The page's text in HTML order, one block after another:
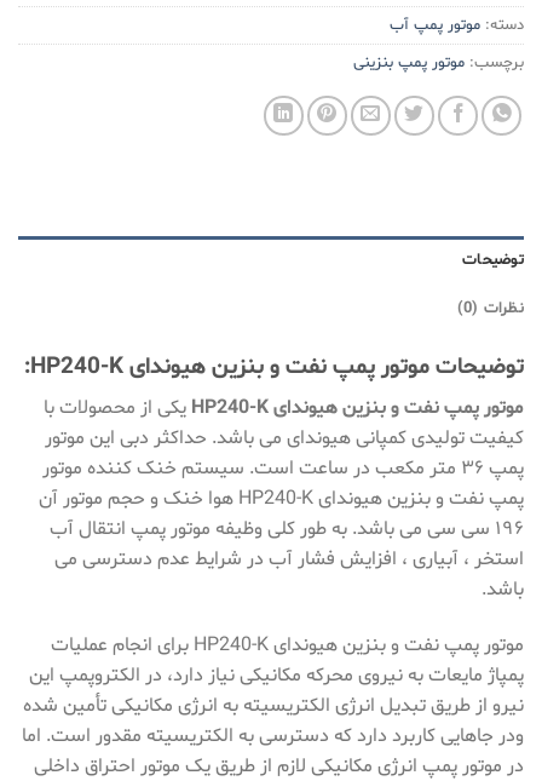
دسته: موتور پمپ آب
برچسب: موتور پمپ بنزینی
توضیحات
نظرات (0)
توضیحات موتور پمپ نفت و بنزین هیوندای HP240-K:
موتور پمپ نفت و بنزین هیوندای HP240-K
یکی از محصولات با
کیفیت تولیدی کمپانی هیوندای می باشد. حداکثر دبی این موتور
پمپ ۳۶ متر مکعب در ساعت است. سیستم خنک کننده موتور
پمپ نفت و بنزین هیوندای HP240-K هوا خنک و حجم موتور آن
۱۹۶ سی سی می باشد. به طور کلی وظیفه موتور پمپ انتقال آب
استخر ، آبیاری ، افزایش فشار آب در شرایط عدم دسترسی می
باشد.
موتور پمپ نفت و بنزین هیوندای HP240-K برای انجام عملیات
پمپاژ مایعات به نیروی محرکه مکانیکی نیاز دارد، در الکتروپمپ این
نیرو از طریق تبدیل انرژی الکتریسیته به انرژی مکانیکی تأمین شده
ودر جاهایی کاربرد دارد که دسترسی به الکتریسیته مقدور است. اما
در موتور پمپ انرژی مکانیکی لازم از طریق یک موتور احتراق داخلی